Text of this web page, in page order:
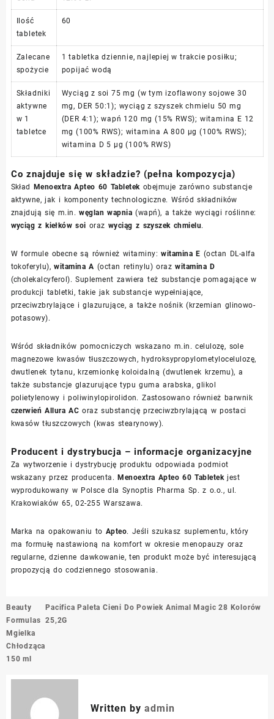
Ilość
tabletek
60
Zalecane
spożycie
1 tabletka dziennie, najlepiej w trakcie posiłku;
popijać wodą
Składniki
aktywne
w 1
tabletce
Wyciąg z soi 75 mg (w tym izoflawony sojowe 30
mg, DER 50:1); wyciąg z szyszek chmielu 50 mg
(DER 4:1); wapń 120 mg (15% RWS); witamina E 12
mg (100% RWS); witamina A 800 µg (100% RWS);
witamina D 5 µg (100% RWS)
Co znajduje się w składzie? (pełna kompozycja)
Skład Menoextra Apteo 60 Tabletek obejmuje zarówno substancje
aktywne, jak i komponenty technologiczne. Wśród składników
znajdują się m.in.węglan wapnia (wapń), a także wyciągi roślinne:
wyciąg z kiełków soi oraz wyciąg z szyszek chmielu.
W formule obecne są również witaminy:witamina E (octan DL-alfa
tokoferylu),witamina A (octan retinylu) orazwitamina D
(cholekalcyferol). Suplement zawiera też substancje pomagające w
produkcji tabletki, takie jak substancje wypełniające,
przeciwzbrylające i glazurujące, a także nośnik (krzemian glinowo-
potasowy).
Wśród składników pomocniczych wskazano m.in. celulozę, sole
magnezowe kwasów tłuszczowych, hydroksypropylometylocelulozę,
dwutlenek tytanu, krzemionkę koloidalną (dwutlenek krzemu), a
także substancje glazurujące typu guma arabska, glikol
polietylenowy i poliwinylopirolidon. Zastosowano również barwnik
czerwień Allura AC oraz substancję przeciwzbrylającą w postaci
kwasów tłuszczowych (kwas stearynowy).
Producent i dystrybucja – informacje organizacyjne
Za wytworzenie i dystrybucję produktu odpowiada podmiot
wskazany przez producenta.Menoextra Apteo 60 Tabletek jest
wyprodukowany w Polsce dla Synoptis Pharma Sp. z o.o., ul.
Krakowiaków 65, 02-255 Warszawa.
Marka na opakowaniu to Apteo. Jeśli szukasz suplementu, który
ma formułę nastawioną na komfort w okresie menopauzy oraz
regularne, dzienne dawkowanie, ten produkt może być interesującą
propozycją do codziennego stosowania.
Nawigacja
wpisu
Beauty
Formulas
Mgielka
Chłodząca
150 ml
Pacifica Paleta Cieni Do Powiek Animal Magic 28 Kolorów
25,2G
Written by admin